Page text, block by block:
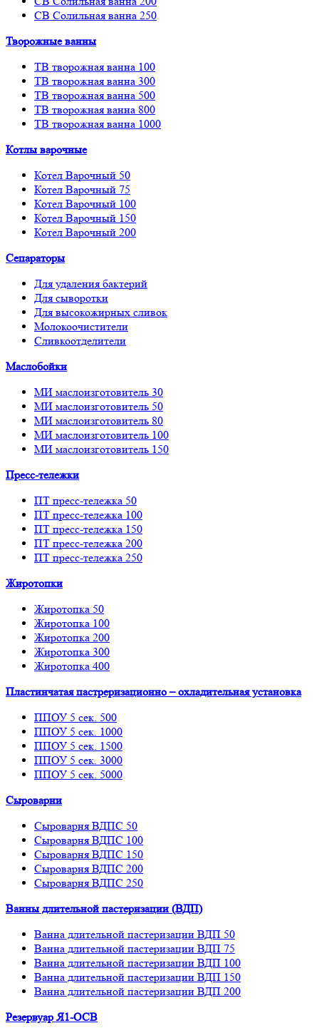
СВ Солильная ванна 250
Творожные ванны
ТВ творожная ванна 100
ТВ творожная ванна 300
ТВ творожная ванна 500
ТВ творожная ванна 800
ТВ творожная ванна 1000
Котлы варочные
Котел Варочный 50
Котел Варочный 75
Котел Варочный 100
Котел Варочный 150
Котел Варочный 200
Сепараторы
Для удаления бактерий
Для сыворотки
Для высокожирных сливок
Молокоочистители
Сливкоотделители
Маслобойки
МИ маслоизготовитель 30
МИ маслоизготовитель 50
МИ маслоизготовитель 80
МИ маслоизготовитель 100
МИ маслоизготовитель 150
Пресс-тележки
ПТ пресс-тележка 50
ПТ пресс-тележка 100
ПТ пресс-тележка 150
ПТ пресс-тележка 200
ПТ пресс-тележка 250
Жиротопки
Жиротопка 50
Жиротопка 100
Жиротопка 200
Жиротопка 300
Жиротопка 400
Пластинчатая пастреризационно – охладительная установка
ППОУ 5 сек. 500
ППОУ 5 сек. 1000
ППОУ 5 сек. 1500
ППОУ 5 сек. 3000
ППОУ 5 сек. 5000
Сыроварни
Сыроварня ВДПС 50
Сыроварня ВДПС 100
Сыроварня ВДПС 150
Сыроварня ВДПС 200
Сыроварня ВДПС 250
Ванны длительной пастеризации (ВДП)
Ванна длительной пастеризации ВДП 50
Ванна длительной пастеризации ВДП 75
Ванна длительной пастеризации ВДП 100
Ванна длительной пастеризации ВДП 150
Ванна длительной пастеризации ВДП 200
Резервуар Я1-ОСВ